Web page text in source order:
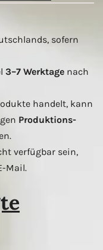
sofern
3–7 Werktage nach
handelt, kann
Produktions-
verfügbar sein,
Mail.